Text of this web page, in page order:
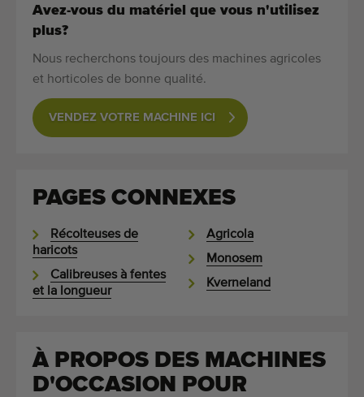
Avez-vous du matériel que vous n'utilisez
plus?
Nous recherchons toujours des machines agricoles
et horticoles de bonne qualité.
VENDEZ VOTRE MACHINE ICI
PAGES CONNEXES
Récolteuses de
haricots
Calibreuses à fentes
et la longueur
Agricola
Monosem
Kverneland
À PROPOS DES MACHINES
D'OCCASION POUR